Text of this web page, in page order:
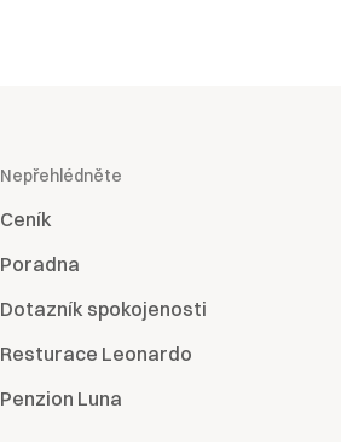
Nepřehlédněte
Ceník
Poradna
Dotazník spokojenosti
Resturace Leonardo
Penzion Luna